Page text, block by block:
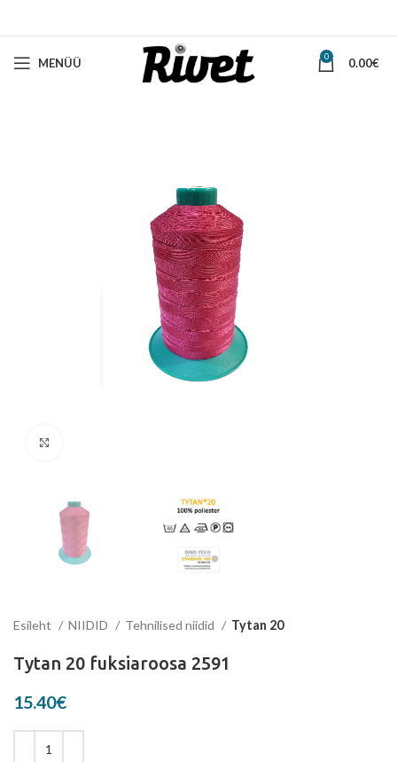
MENÜÜ 0 0.00€
Esileht NIIDID Tehnilised niidid Tytan 20
Tytan 20 fuksiaroosa 2591
15.40€